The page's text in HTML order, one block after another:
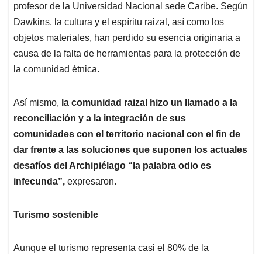
profesor de la Universidad Nacional sede Caribe. Según
Dawkins, la cultura y el espíritu raizal, así como los
objetos materiales, han perdido su esencia originaria a
causa de la falta de herramientas para la protección de
la comunidad étnica.
Así mismo, la comunidad raizal hizo un llamado a la
reconciliación y a la integración de sus
comunidades con el territorio nacional con el fin de
dar frente a las soluciones que suponen los actuales
desafíos del Archipiélago “la palabra odio es
infecunda”, expresaron.
Turismo sostenible
Aunque el turismo representa casi el 80% de la